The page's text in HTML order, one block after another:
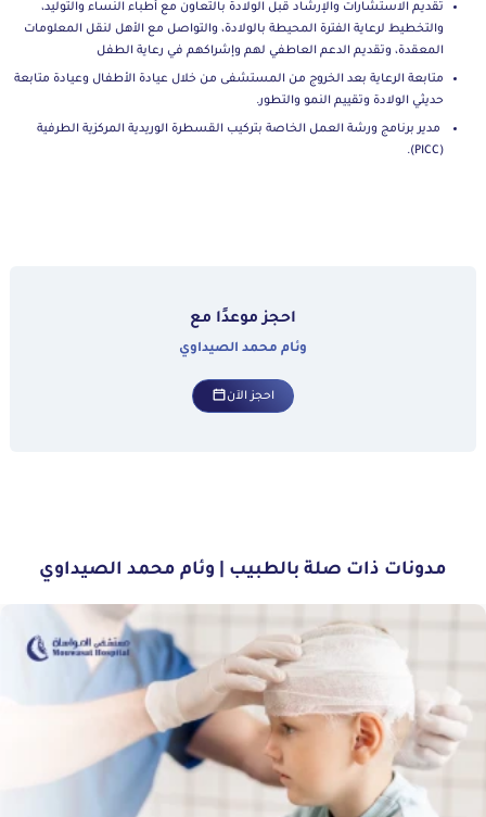
تقديم الاستشارات والإرشاد قبل الولادة بالتعاون مع أطباء النساء والتوليد،
والتخطيط لرعاية الفترة المحيطة بالولادة، والتواصل مع الأهل لنقل المعلومات
المعقدة، وتقديم الدعم العاطفي لهم وإشراكهم في رعاية الطفل
متابعة الرعاية بعد الخروج من المستشفى من خلال عيادة الأطفال وعيادة متابعة
حديثي الولادة وتقييم النمو والتطور.
مدير برنامج ورشة العمل الخاصة بتركيب القسطرة الوريدية المركزية الطرفية
(PICC).
احجز موعدًا مع
وئام محمد الصيداوي
احجز الآن
مدونات ذات صلة بالطبيب | وئام محمد الصيداوي